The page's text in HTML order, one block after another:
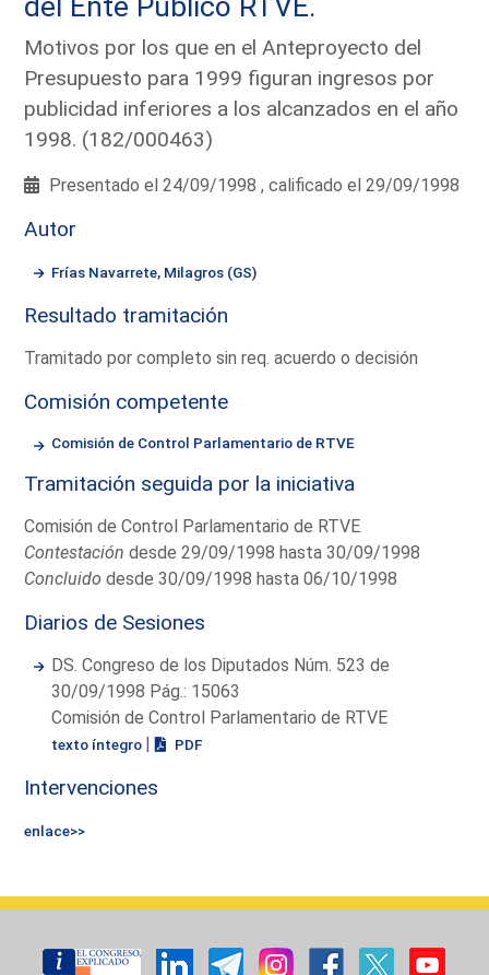
Motivos por los que en el Anteproyecto del
Presupuesto para 1999 figuran ingresos por
publicidad inferiores a los alcanzados en el año
1998. (182/000463)
Presentado el 24/09/1998 , calificado el 29/09/1998
Autor
Frías Navarrete, Milagros (GS)
Resultado tramitación
Tramitado por completo sin req. acuerdo o decisión
Comisión competente
Comisión de Control Parlamentario de RTVE
Tramitación seguida por la iniciativa
Comisión de Control Parlamentario de RTVE
Contestación desde 29/09/1998 hasta 30/09/1998
Concluido desde 30/09/1998 hasta 06/10/1998
Diarios de Sesiones
DS. Congreso de los Diputados Núm. 523 de
30/09/1998 Pág.: 15063
Comisión de Control Parlamentario de RTVE
texto íntegro | PDF
Intervenciones
enlace>>